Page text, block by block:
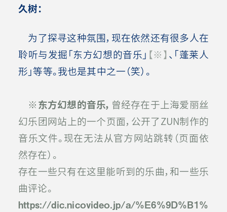
久树：
为了探寻这种氛围，现在依然还有很多人在
聆听与发掘「东方幻想的音乐」 【※】 、「蓬莱人
形」等等。我也是其中之一（笑）。
※东方幻想的音乐， 曾经存在于上海爱丽丝
幻乐团网站上的一个页面，公开了ZUN制作的
音乐文件。现在无法从官方网站跳转（页面依
然存在）。
存在一些只有在这里能听到的乐曲，和一些乐
曲评论。
https://dic.nicovideo.jp/a/%E6%9D%B1%